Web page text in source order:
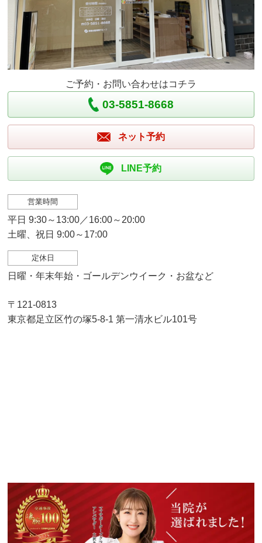
ご予約・お問い合わせはコチラ
03-5851-8668
ネット予約
LINE予約
営業時間
平日 9:30～13:00／16:00～20:00
土曜、祝日 9:00～17:00
定休日
日曜・年末年始・ゴールデンウイーク・お盆など
〒121-0813
東京都足立区竹の塚5-8-1 第一清水ビル101号